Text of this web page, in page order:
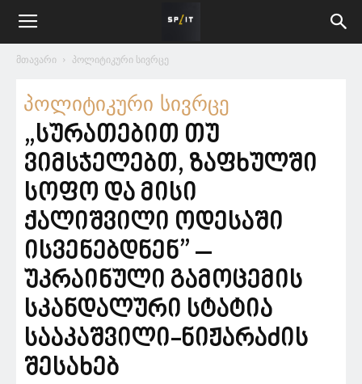
მთავარი პოლიტიკური სივრცე
პოლიტიკური სივრცე
„სურათებით თუ
ვიმსჯელებთ, ზაფხულში
სოფო და მისი
ქალიშვილი ოდესაში
ისვენებდნენ” –
უკრაინული გამოცემის
სკანდალური სტატია
სააკაშვილი-ნიჟარაძის
შესახებ